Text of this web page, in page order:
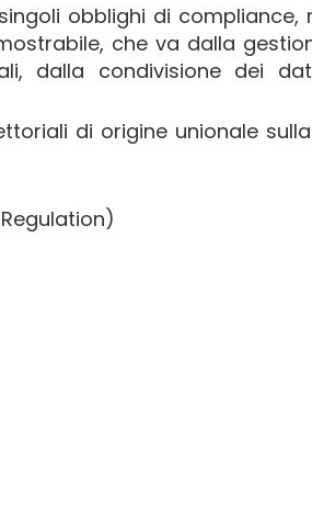
obblighi di compliance,
che va dalla
dalla condivisione dei
di origine unionale